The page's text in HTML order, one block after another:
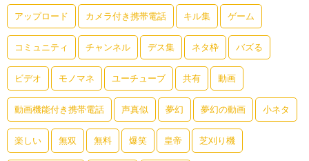
アップロード カメラ付き携帯電話 キル集 ゲーム
コミュニティ チャンネル デス集 ネタ枠 バズる
ビデオ モノマネ ユーチューブ 共有 動画
動画機能付き携帯電話 声真似 夢幻 夢幻の動画 小ネタ
楽しい 無双 無料 爆笑 皇帝 芝刈り機